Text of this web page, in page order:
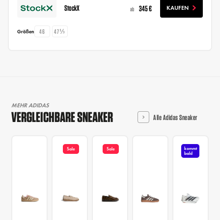
StockX ab 345 € KAUFEN
Größen 46 47⅓
MEHR ADIDAS
VERGLEICHBARE SNEAKER Alle Adidas Sneaker
Sale Sale
kommt
bald